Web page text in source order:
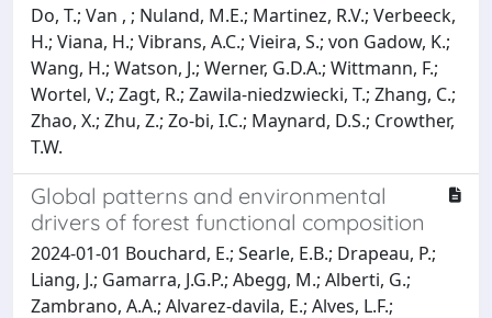
Do, T.; Van , ; Nuland, M.E.; Martinez, R.V.; Verbeeck,
H.; Viana, H.; Vibrans, A.C.; Vieira, S.; von Gadow, K.;
Wang, H.; Watson, J.; Werner, G.D.A.; Wittmann, F.;
Wortel, V.; Zagt, R.; Zawila‐niedzwiecki, T.; Zhang, C.;
Zhao, X.; Zhu, Z.; Zo‐bi, I.C.; Maynard, D.S.; Crowther,
T.W.
Global patterns and environmental
drivers of forest functional composition
2024-01-01 Bouchard, E.; Searle, E.B.; Drapeau, P.;
Liang, J.; Gamarra, J.G.P.; Abegg, M.; Alberti, G.;
Zambrano, A.A.; Alvarez‐davila, E.; Alves, L.F.;